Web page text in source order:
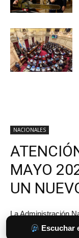
Escuchar